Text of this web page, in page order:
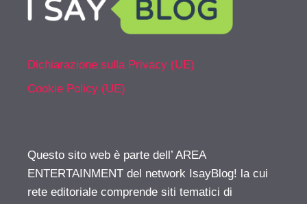
Dichiarazione sulla Privacy (UE)
Cookie Policy (UE)
Questo sito web è parte dell’ AREA
ENTERTAINMENT del network IsayBlog! la cui
rete editoriale comprende siti tematici di